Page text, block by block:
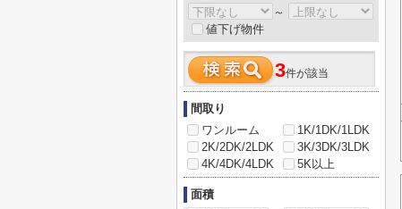
～
値下げ物件
3件が該当
間取り
ワンルーム
1K/1DK/1LDK
2K/2DK/2LDK
3K/3DK/3LDK
4K/4DK/4LDK
5K以上
面積